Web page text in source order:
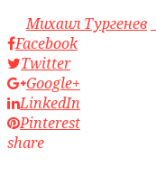
byМихаил Тургенев
Facebook
Twitter
Google+
LinkedIn
Pinterest
share